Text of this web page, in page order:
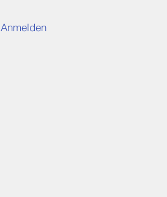
Anmelden